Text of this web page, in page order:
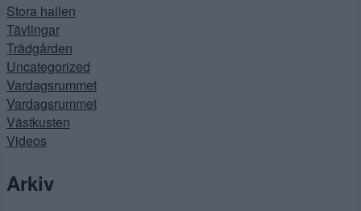
Stora hallen
Tävlingar
Trädgården
Uncategorized
Vardagsrummet
Vardagsrummet
Västkusten
Videos
Arkiv